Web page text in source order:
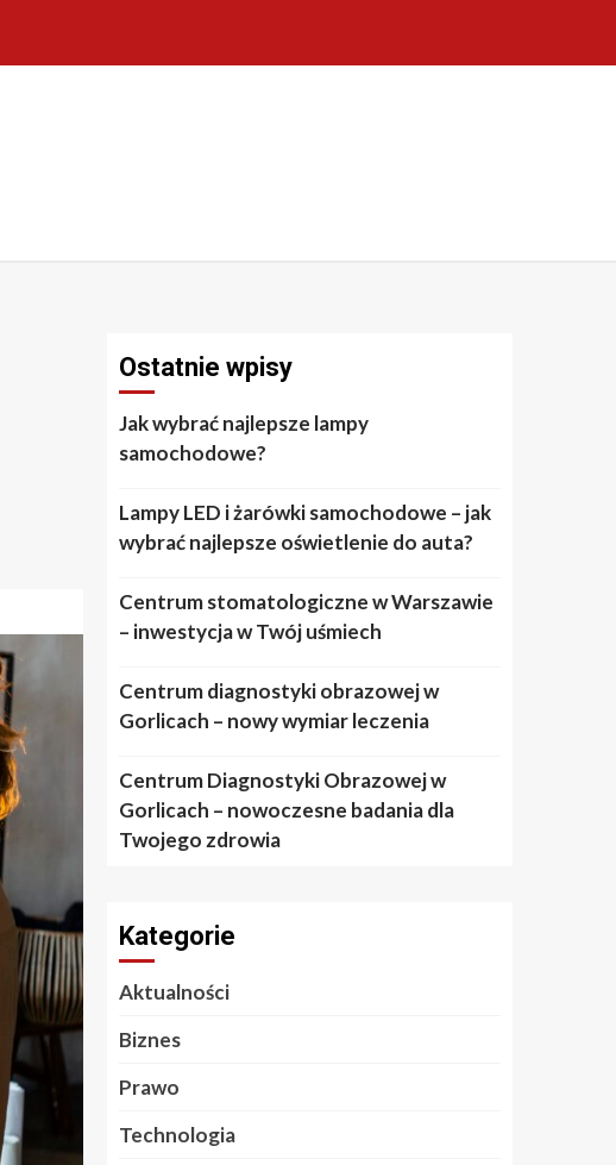
Ostatnie wpisy
Jak wybrać najlepsze lampy
samochodowe?
Lampy LED i żarówki samochodowe – jak
wybrać najlepsze oświetlenie do auta?
Centrum stomatologiczne w Warszawie
– inwestycja w Twój uśmiech
Centrum diagnostyki obrazowej w
Gorlicach – nowy wymiar leczenia
Centrum Diagnostyki Obrazowej w
Gorlicach – nowoczesne badania dla
Twojego zdrowia
Kategorie
Aktualności
Biznes
Prawo
Technologia